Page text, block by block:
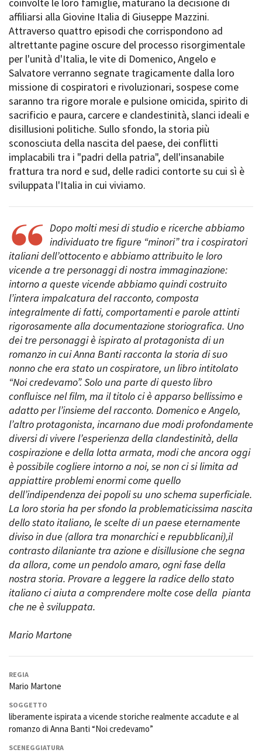
Piemonte Film Tv Fund
Piemonte Film Tv
Development Fund
Piemonte Doc Film Fund
Short Film Fund
PRODUCTION GUIDE
Società di produzione
Strutture di servizio
Professionisti
Attrici-Attori
Beginners
LOCATION GUIDE
FILM DATABASE
BOOK DATABASE
NEWS
CASTING
Cinematografica Venezia
Toronto International Film
Festival
Festa del Cinema di Roma
Torino Film Festival
David di Donatello
Nastri d’Argento
Premio Solinas
STRUMENTI
Location - Accedi al tuo
profilo
Location - Nuovo utente
Stage - Tirocini - Scuola e
Elenco Operatori Economici
per affidamento lavori in
economia
Amministrazione trasparente
Bandi e gare
Contatti
Privacy
Whistleblowing
Credits
coinvolte le loro famiglie, maturano la decisione di
affiliarsi alla Giovine Italia di Giuseppe Mazzini.
Attraverso quattro episodi che corrispondono ad
altrettante pagine oscure del processo risorgimentale
per l'unità d'Italia, le vite di Domenico, Angelo e
Salvatore verranno segnate tragicamente dalla loro
missione di cospiratori e rivoluzionari, sospese come
saranno tra rigore morale e pulsione omicida, spirito di
sacrificio e paura, carcere e clandestinità, slanci ideali e
disillusioni politiche. Sullo sfondo, la storia più
sconosciuta della nascita del paese, dei conflitti
implacabili tra i "padri della patria", dell'insanabile
frattura tra nord e sud, delle radici contorte su cui sì è
sviluppata l'Italia in cui viviamo.
Dopo molti mesi di studio e ricerche abbiamo
individuato tre figure “minori” tra i cospiratori
italiani dell’ottocento e abbiamo attribuito le loro
vicende a tre personaggi di nostra immaginazione:
intorno a queste vicende abbiamo quindi costruito
l’intera impalcatura del racconto, composta
integralmente di fatti, comportamenti e parole attinti
rigorosamente alla documentazione storiografica. Uno
dei tre personaggi è ispirato al protagonista di un
romanzo in cui Anna Banti racconta la storia di suo
nonno che era stato un cospiratore, un libro intitolato
“Noi credevamo”. Solo una parte di questo libro
confluisce nel film, ma il titolo ci è apparso bellissimo e
adatto per l’insieme del racconto. Domenico e Angelo,
l’altro protagonista, incarnano due modi profondamente
diversi di vivere l’esperienza della clandestinità, della
cospirazione e della lotta armata, modi che ancora oggi
è possibile cogliere intorno a noi, se non ci si limita ad
appiattire problemi enormi come quello
dell’indipendenza dei popoli su uno schema superficiale.
La loro storia ha per sfondo la problematicissima nascita
dello stato italiano, le scelte di un paese eternamente
diviso in due (allora tra monarchici e repubblicani),il
contrasto dilaniante tra azione e disillusione che segna
da allora, come un pendolo amaro, ogni fase della
nostra storia. Provare a leggere la radice dello stato
italiano ci aiuta a comprendere molte cose della pianta
che ne è sviluppata.
Mario Martone
REGIA
Mario Martone
SOGGETTO
liberamente ispirata a vicende storiche realmente accadute e al
romanzo di Anna Banti “Noi credevamo”
SCENEGGIATURA